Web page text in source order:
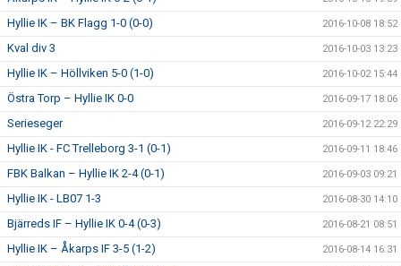
Hyllie IK – BK Flagg 1-0 (0-0) 2016-10-08 18:52
Kval div 3 2016-10-03 13:23
Hyllie IK – Höllviken 5-0 (1-0) 2016-10-02 15:44
Östra Torp – Hyllie IK 0-0 2016-09-17 18:06
Serieseger 2016-09-12 22:29
Hyllie IK - FC Trelleborg 3-1 (0-1) 2016-09-11 18:46
FBK Balkan – Hyllie IK 2-4 (0-1) 2016-09-03 09:21
Hyllie IK - LB07 1-3 2016-08-30 14:10
Bjärreds IF – Hyllie IK 0-4 (0-3) 2016-08-21 08:51
Hyllie IK – Åkarps IF 3-5 (1-2) 2016-08-14 16:31